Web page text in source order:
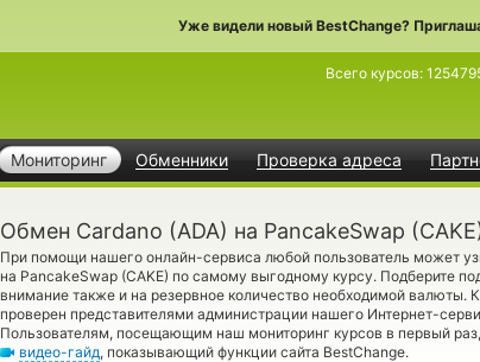
Уже видели новый BestChange?
Мониторинг Обменники Проверка адреса
Всего курсов:
Обмен Cardano (ADA) на PancakeSwap
При помощи нашего онлайн-сервиса любой пользователь может
на PancakeSwap (CAKE) по самому выгодному курсу. Подберите
внимание также и на резервное количество необходимой валюты.
проверен представителями администрации нашего Интернет-
Пользователям, посещающим наш мониторинг курсов в первый
видео-гайд, показывающий функции сайта BestChange.